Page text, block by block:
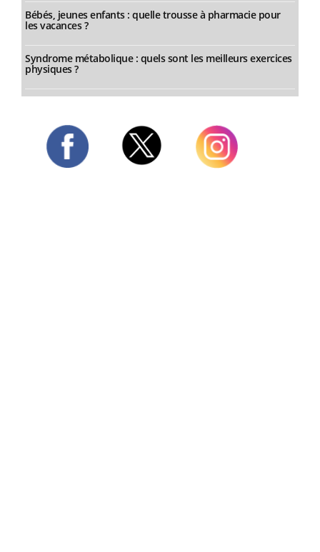
Bébés, jeunes enfants : quelle trousse à pharmacie pour
les vacances ?
Syndrome métabolique : quels sont les meilleurs exercices
physiques ?